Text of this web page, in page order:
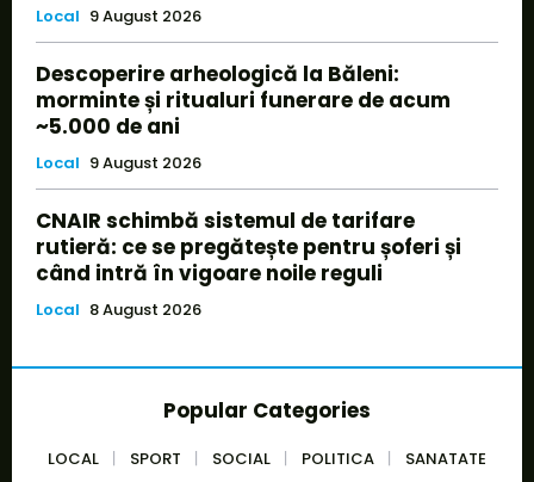
Local 9 August 2026
Descoperire arheologică la Băleni:
morminte și ritualuri funerare de acum
~5.000 de ani
Local 9 August 2026
CNAIR schimbă sistemul de tarifare
rutieră: ce se pregătește pentru șoferi și
când intră în vigoare noile reguli
Local 8 August 2026
Popular Categories
LOCAL SPORT SOCIAL POLITICA
SANATATE